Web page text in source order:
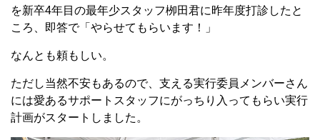
を新卒4年目の最年少スタッフ栁田君に昨年度打診したと
ころ、即答で「やらせてもらいます！」
なんとも頼もしい。
ただし当然不安もあるので、支える実行委員メンバーさん
には愛あるサポートスタッフにがっちり入ってもらい実行
計画がスタートしました。